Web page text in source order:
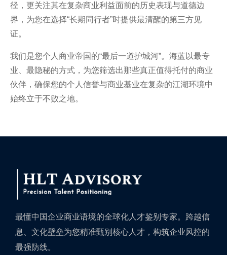
径，更关注其在复杂商业利益面前的历史表现与道德边
界，为您在选择“长期同行者”时提供最清醒的第三方见
证。
我们是您个人商业帝国的“最后一道护城河”。海蓝以最专
业、最隐秘的方式，为您筛选出那些真正值得托付的商业
伙伴，确保您的个人信誉与商业基业在复杂的江湖环境中
始终立于不败之地。
最懂中国企业商业语境的全球化人才鉴别专家。跨越信
息、文化壁垒为您精准甄别核心人才，构筑企业风控的
最强防线。